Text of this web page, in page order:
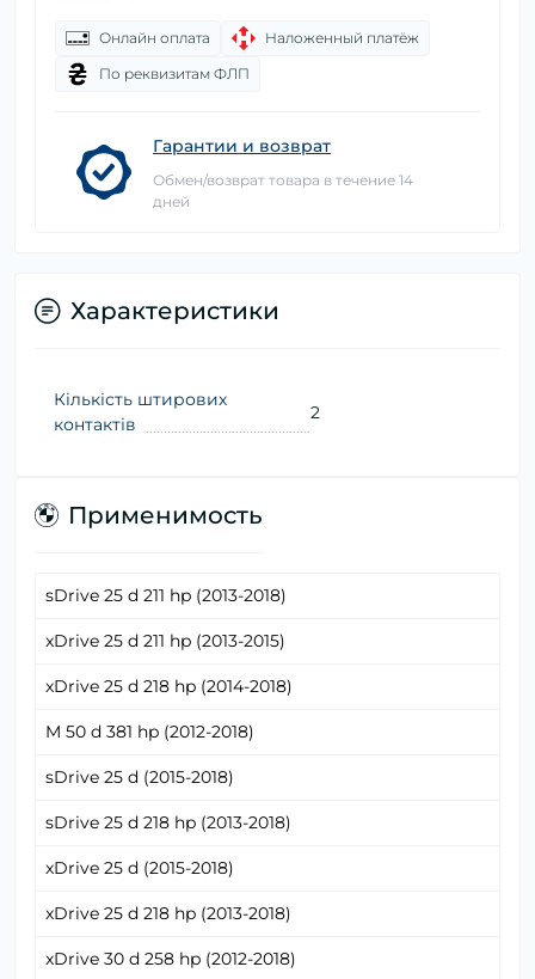
Онлайн оплата
Наложенный платёж
По реквизитам ФЛП
Гарантии и возврат
Обмен/возврат товара в течение 14
дней
Характеристики
Кількість штирових
контактів
2
Применимость
sDrive 25 d 211 hp (2013-2018)
xDrive 25 d 211 hp (2013-2015)
xDrive 25 d 218 hp (2014-2018)
M 50 d 381 hp (2012-2018)
sDrive 25 d (2015-2018)
sDrive 25 d 218 hp (2013-2018)
xDrive 25 d (2015-2018)
xDrive 25 d 218 hp (2013-2018)
xDrive 30 d 258 hp (2012-2018)